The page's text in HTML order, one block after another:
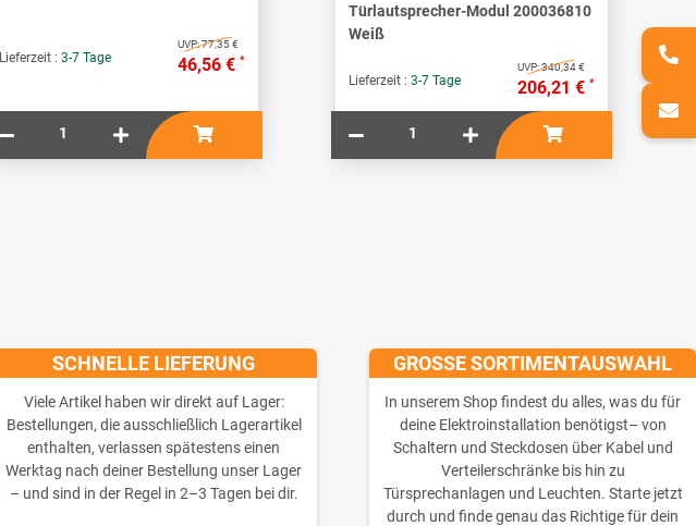
Lieferzeit : 3-7 Tage
UVP:77,35 €
46,56 € *
Türlautsprecher-Modul 200036810
Weiß
Lieferzeit : 3-7 Tage
UVP:340,34 €
206,21 € *
SCHNELLE LIEFERUNG
Viele Artikel haben wir direkt auf Lager:
Bestellungen, die ausschließlich Lagerartikel
enthalten, verlassen spätestens einen
Werktag nach deiner Bestellung unser Lager
– und sind in der Regel in 2–3 Tagen bei dir.
GROSSE SORTIMENTAUSWAHL
In unserem Shop findest du alles, was du für
deine Elektroinstallation benötigst– von
Schaltern und Steckdosen über Kabel und
Verteilerschränke bis hin zu
Türsprechanlagen und Leuchten. Starte jetzt
durch und finde genau das Richtige für dein